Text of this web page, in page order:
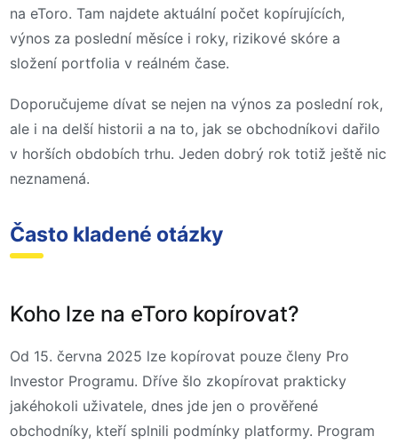
na eToro. Tam najdete aktuální počet kopírujících,
výnos za poslední měsíce i roky, rizikové skóre a
složení portfolia v reálném čase.
Doporučujeme dívat se nejen na výnos za poslední rok,
ale i na delší historii a na to, jak se obchodníkovi dařilo
v horších obdobích trhu. Jeden dobrý rok totiž ještě nic
neznamená.
Často kladené otázky
Koho lze na eToro kopírovat?
Od 15. června 2025 lze kopírovat pouze členy Pro
Investor Programu. Dříve šlo zkopírovat prakticky
jakéhokoli uživatele, dnes jde jen o prověřené
obchodníky, kteří splnili podmínky platformy. Program